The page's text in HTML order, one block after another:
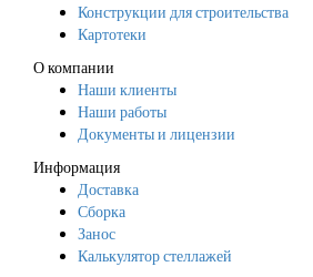
Конструкции для строительства
Картотеки
О компании
Наши клиенты
Наши работы
Документы и лицензии
Информация
Доставка
Сборка
Занос
Калькулятор стеллажей